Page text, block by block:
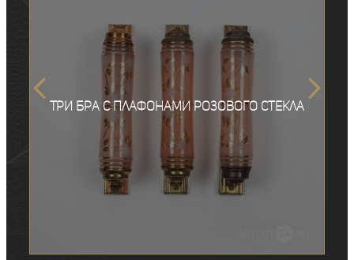
Три бра с плафонами розового стекла